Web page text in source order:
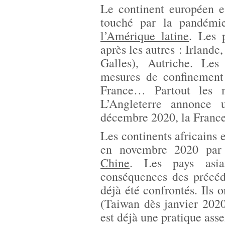
Le continent européen
touché par la
l’Amérique latine. Les
après les autres :
Galles), Autriche.
mesures de
France… Partout les
L’Angleterre
décembre 2020, la
Les continents africains
en novembre 2020
Chine. Les pays
conséquences des
déjà été confrontés. Ils
(Taiwan dès janvier
est déjà une pratique